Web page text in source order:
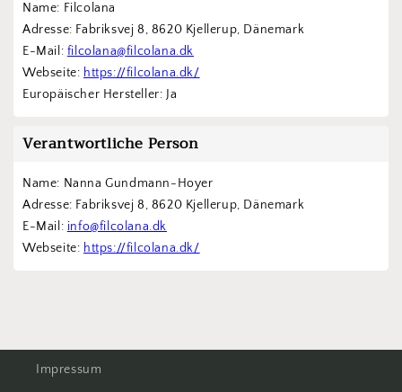
Name: Filcolana
Adresse: Fabriksvej 8, 8620 Kjellerup, Dänemark
E-Mail: filcolana@filcolana.dk
Webseite: https://filcolana.dk/
Europäischer Hersteller: Ja
Verantwortliche Person
Name: Nanna Gundmann-Hoyer
Adresse: Fabriksvej 8, 8620 Kjellerup, Dänemark
E-Mail: info@filcolana.dk
Webseite: https://filcolana.dk/
Impressum